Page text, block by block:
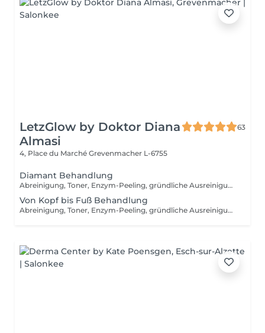
LetzGlow by Doktor Diana
Almasi
63
4, Place du Marché Grevenmacher L-6755
Diamant Behandlung
Abreinigung, Toner, Enzym-Peeling, gründliche Ausreinigung, Massage, medizinische Wirkstoffeinschleusen mit Ultraschallgerät in den Gesichts- und Augenpartien, intensive Hautverjüngung mit V-TOX Maske + Infrabehandlung, Fuß- oder Armmassage, Vliesmaske, Abschlusspflege, Sonnenschutzcream
Von Kopf bis Fuß Behandlung
Abreinigung, Toner, Enzym-Peeling, gründliche Ausreinigung, Massage, medizinische Wirkstoffeinschleusen mit Ultraschallgerät, intensive Hautverjüngung mit V-TOX Maske + Infrabehandlung, Fuss- oder Armmassage, Vliesmaske, Abschlusspflege, Sonnenschutzcreme + Harmonische Seele Massage + Silver Pediküre Behandlung